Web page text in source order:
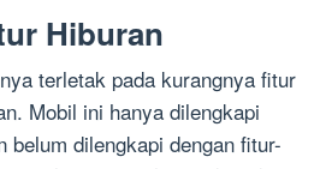
Hiburan
terletak pada kurangnya fitur
Mobil ini hanya dilengkapi
belum dilengkapi dengan fitur-